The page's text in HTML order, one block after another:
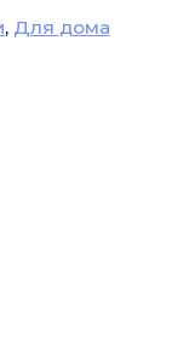
, Для дома